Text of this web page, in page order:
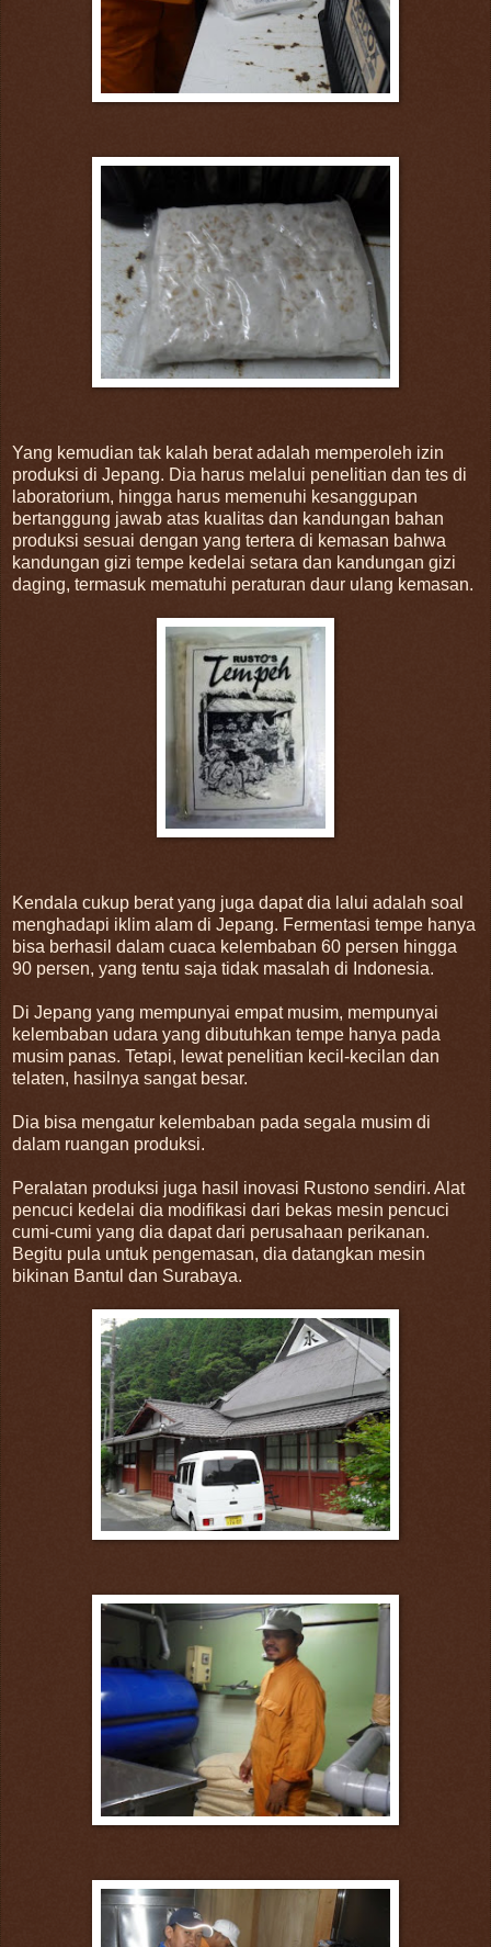
Yang kemudian tak kalah berat adalah memperoleh izin
produksi di Jepang. Dia harus melalui penelitian dan tes di
laboratorium, hingga harus memenuhi kesanggupan
bertanggung jawab atas kualitas dan kandungan bahan
produksi sesuai dengan yang tertera di kemasan bahwa
kandungan gizi tempe kedelai setara dan kandungan gizi
daging, termasuk mematuhi peraturan daur ulang kemasan.
Kendala cukup berat yang juga dapat dia lalui adalah soal
menghadapi iklim alam di Jepang. Fermentasi tempe hanya
bisa berhasil dalam cuaca kelembaban 60 persen hingga
90 persen, yang tentu saja tidak masalah di Indonesia.
Di Jepang yang mempunyai empat musim, mempunyai
kelembaban udara yang dibutuhkan tempe hanya pada
musim panas. Tetapi, lewat penelitian kecil-kecilan dan
telaten, hasilnya sangat besar.
Dia bisa mengatur kelembaban pada segala musim di
dalam ruangan produksi.
Peralatan produksi juga hasil inovasi Rustono sendiri. Alat
pencuci kedelai dia modifikasi dari bekas mesin pencuci
cumi-cumi yang dia dapat dari perusahaan perikanan.
Begitu pula untuk pengemasan, dia datangkan mesin
bikinan Bantul dan Surabaya.